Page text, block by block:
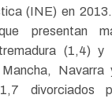
(INE) en
presentan
(1,4) y
Navarra
divorciados